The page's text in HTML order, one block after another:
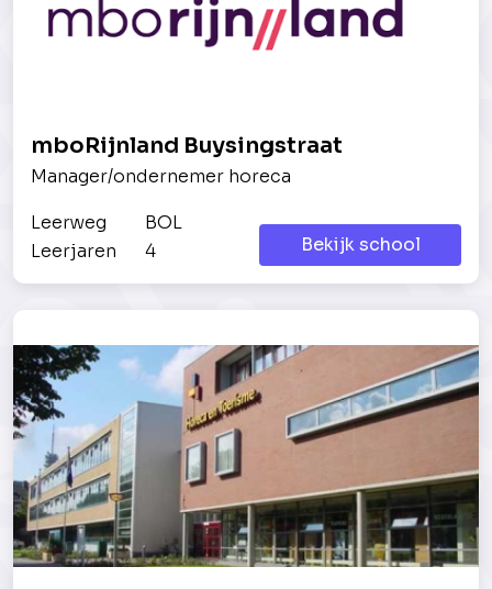
mboRijnland Buysingstraat
Manager/ondernemer horeca
Leerweg
BOL
Leerjaren
4 Bekijk school